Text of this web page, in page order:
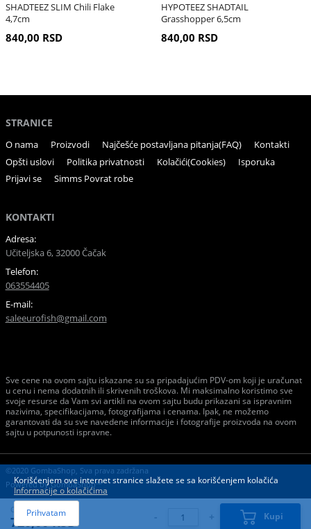
SHADTEEZ SLIM Chili Flake
4,7cm
840,00 RSD
HYPOTEEZ SHADTAIL
Grasshopper 6,5cm
840,00 RSD
STRANICE
O nama Proizvodi Najčešće postavljana pitanja(FAQ)
Kontakti
Opšti uslovi
Politika privatnosti Kolačići(Cookies)
Isporuka
Prijavi se
Simms Povrat robe
KONTAKTI
Adresa:
Učiteljska 6, 32000 Čačak
Telefon:
063554405
E-mail:
saleeurofish@gmail.com
Sve cene na ovom sajtu iskazane su sa pripadajućim PDV-om koji je uračunat
u cenu i nema dodatnih ili skrivenih troškova. Mi maksimalno koristimo sve
svoje resurse da Vam svi artikli na ovom sajtu budu prikazani sa ispravnim
nazivima, specifikacijama, fotografijama i cenama. Ipak, ne možemo
garantovati da su sve navedene informacije i fotografije proizvoda na ovom
sajtu u potpunosti ispravne.
©2020 GombaShop, Sva prava zadržana
Powered byGombaShop™
Cena:
720,00 RSD - + Kupi
Korišćenjem ove internet stranice slažete se sa korišćenjem kolačića
Informacije o kolačićima
Prihvatam